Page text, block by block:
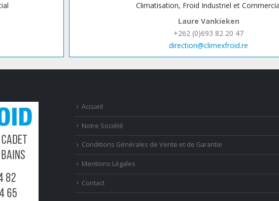
Climatisation, Froid Industriel et
Laure Vankieken
+262 (0)693 82 20 47
direction@climexfroid.re
Accueil
Notre Société
Conditions Générales de Vente et de Garantie
Mentions Légales
Contact